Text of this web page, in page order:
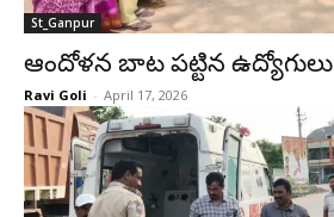
St_Ganpur
ఆందోళన బాట పట్టిన ఉద్యోగులు
Ravi Goli - April 17, 2026